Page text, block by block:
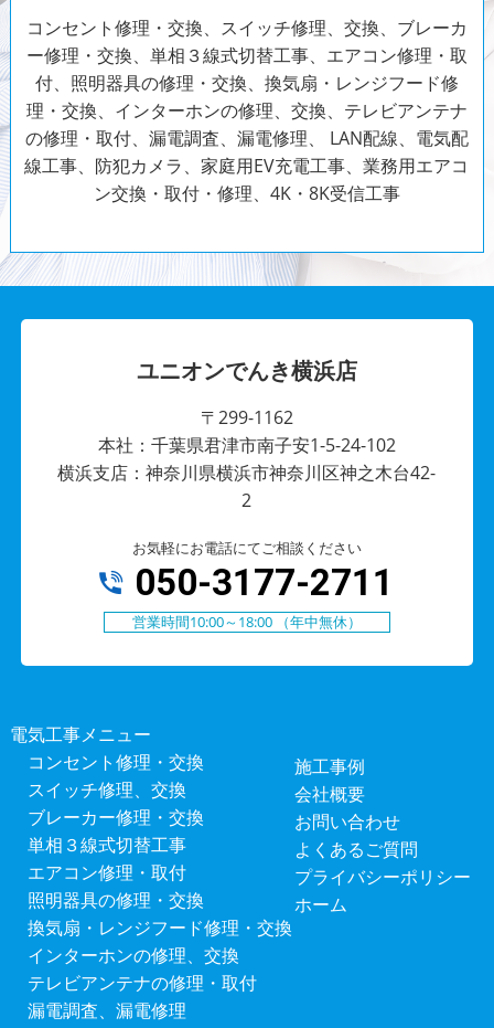
コンセント修理・交換、スイッチ修理、交換、ブレーカ
ー修理・交換、単相３線式切替工事、エアコン修理・取
付、照明器具の修理・交換、換気扇・レンジフード修
理・交換、インターホンの修理、交換、テレビアンテナ
の修理・取付、漏電調査、漏電修理、 LAN配線、電気配
線工事、防犯カメラ、家庭用EV充電工事、業務用エアコ
ン交換・取付・修理、4K・8K受信工事
ユニオンでんき横浜店
〒299-1162
本社：千葉県君津市南子安1-5-24-102
横浜支店：神奈川県横浜市神奈川区神之木台42-
2
お気軽にお電話にてご相談ください
050-3177-2711
営業時間10:00～18:00 （年中無休）
電気工事メニュー
コンセント修理・交換
スイッチ修理、交換
ブレーカー修理・交換
単相３線式切替工事
エアコン修理・取付
照明器具の修理・交換
換気扇・レンジフード修理・交換
インターホンの修理、交換
テレビアンテナの修理・取付
漏電調査、漏電修理
施工事例
会社概要
お問い合わせ
よくあるご質問
プライバシーポリシー
ホーム